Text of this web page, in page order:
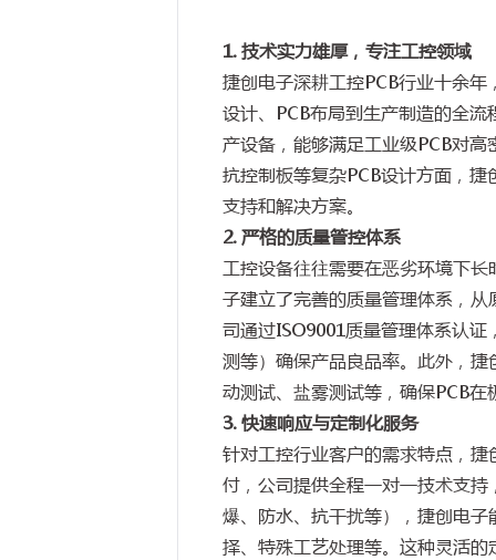
1. 技术实力雄厚，专注工控领域
捷创电子深耕工控PCB行业十余
设计、PCB布局到生产制造的全
产设备，能够满足工业级PCB对
抗控制板等复杂PCB设计方面，
支持和解决方案。
2. 严格的质量管控体系
工控设备往往需要在恶劣环境下
子建立了完善的质量管理体系，
司通过ISO9001质量管理体系认
测等）确保产品良品率。此外，
动测试、盐雾测试等，确保PCB
3. 快速响应与定制化服务
针对工控行业客户的需求特点，
付，公司提供全程一对一技术支
爆、防水、抗干扰等），捷创电
择、特殊工艺处理等。这种灵活